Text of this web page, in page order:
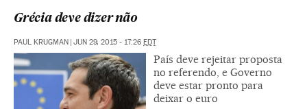
Grécia deve dizer não
PAUL KRUGMAN | JUN 29, 2015 - 17:26 EDT
País deve rejeitar proposta
no referendo, e Governo
deve estar pronto para
deixar o euro